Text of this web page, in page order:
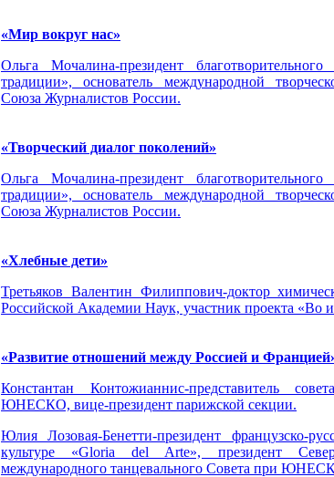
«Мир вокруг нас»
Ольга Мочалина-президент
традиции», основатель международной
Союза Журналистов России.
«Творческий диалог поколений»
Ольга Мочалина-президент
традиции», основатель международной
Союза Журналистов России.
«Хлебные дети»
Третьяков Валентин Филиппович-доктор
Российской Академии Наук, участник проекта «Во
«Развитие отношений между Россией и
Константан Контожианнис-представитель
ЮНЕСКО, вице-президент парижской секции.
Юлия Лозовая-Бенетти-президент французско-
культуре «Gloria del Arte», президент
международного танцевального Совета при